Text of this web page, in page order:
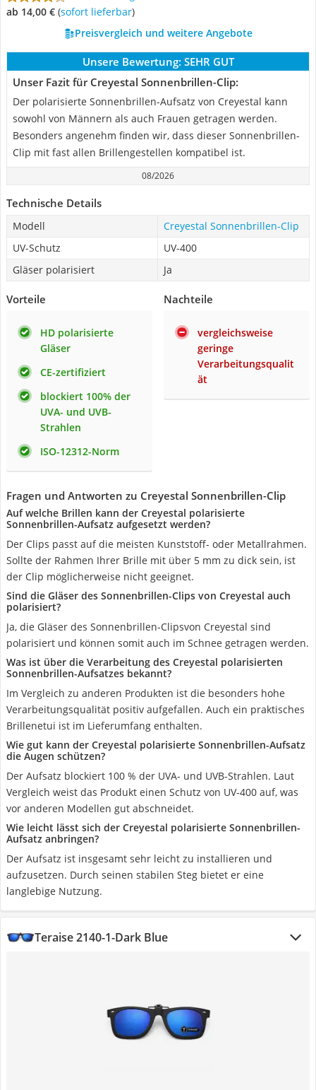
ab 14,00 € ( Sofort lieferbar)
Preisvergleich und weitere Angebote
Unsere Bewertung: SEHR GUT
Unser Fazit für Creyestal Sonnenbrillen-Clip:
Der polarisierte Sonnenbrillen-Aufsatz von Creyestal kann
sowohl von Männern als auch Frauen getragen werden.
Besonders angenehm finden wir, dass dieser Sonnenbrillen-
Clip mit fast allen Brillengestellen kompatibel ist.
08/2026
Technische Details
Modell
Creyestal Sonnenbrillen-Clip
UV-Schutz
UV-400
Gläser polarisiert
Ja
Vorteile
HD polarisierte
Gläser
CE-zertifiziert
blockiert 100% der
UVA- und UVB-
Strahlen
ISO-12312-Norm
Nachteile
vergleichsweise
geringe
Verarbeitungsqualit
ät
Fragen und Antworten zu Creyestal Sonnenbrillen-Clip
Auf welche Brillen kann der Creyestal polarisierte
Sonnenbrillen-Aufsatz aufgesetzt werden?
Der Clips passt auf die meisten Kunststoff- oder Metallrahmen.
Sollte der Rahmen Ihrer Brille mit über 5 mm zu dick sein, ist
der Clip möglicherweise nicht geeignet.
Sind die Gläser des Sonnenbrillen-Clips von Creyestal auch
polarisiert?
Ja, die Gläser des Sonnenbrillen-Clipsvon Creyestal sind
polarisiert und können somit auch im Schnee getragen werden.
Was ist über die Verarbeitung des Creyestal polarisierten
Sonnenbrillen-Aufsatzes bekannt?
Im Vergleich zu anderen Produkten ist die besonders hohe
Verarbeitungsqualität positiv aufgefallen. Auch ein praktisches
Brillenetui ist im Lieferumfang enthalten.
Wie gut kann der Creyestal polarisierte Sonnenbrillen-Aufsatz
die Augen schützen?
Der Aufsatz blockiert 100 % der UVA- und UVB-Strahlen. Laut
Vergleich weist das Produkt einen Schutz von UV-400 auf, was
vor anderen Modellen gut abschneidet.
Wie leicht lässt sich der Creyestal polarisierte Sonnenbrillen-
Aufsatz anbringen?
Der Aufsatz ist insgesamt sehr leicht zu installieren und
aufzusetzen. Durch seinen stabilen Steg bietet er eine
langlebige Nutzung.
Teraise 2140-1-Dark Blue